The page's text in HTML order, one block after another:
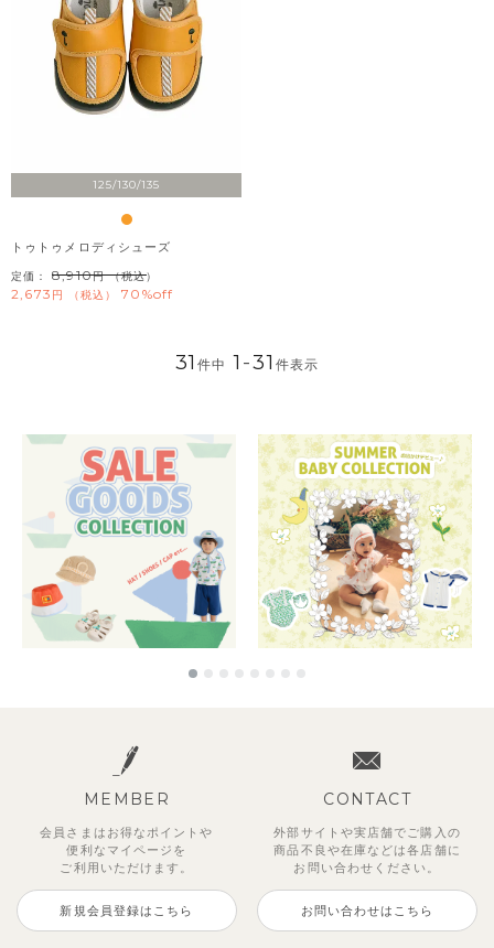
125/130/135
トゥトゥメロディシューズ
定価： 8,910 （税込）
2,673 税込 70%off
31件中 1 -31 件表示
MEMBER
会員さまはお得なポイントや
便利な マイページを
ご利用いただけます。
新規会員登録はこちら
CONTACT
外部サイトや実店舗でご購入の
商品不良や在庫などは各店舗に
お問い合わせください。
お問い合わせはこちら